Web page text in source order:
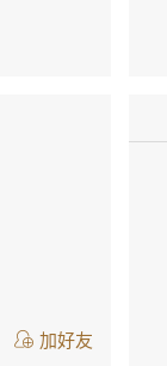
加好友